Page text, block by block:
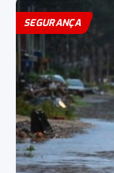
SEGURANÇA